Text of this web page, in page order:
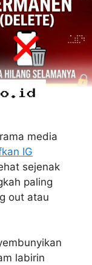
media
IG
sejenak
paling
out atau
labirin